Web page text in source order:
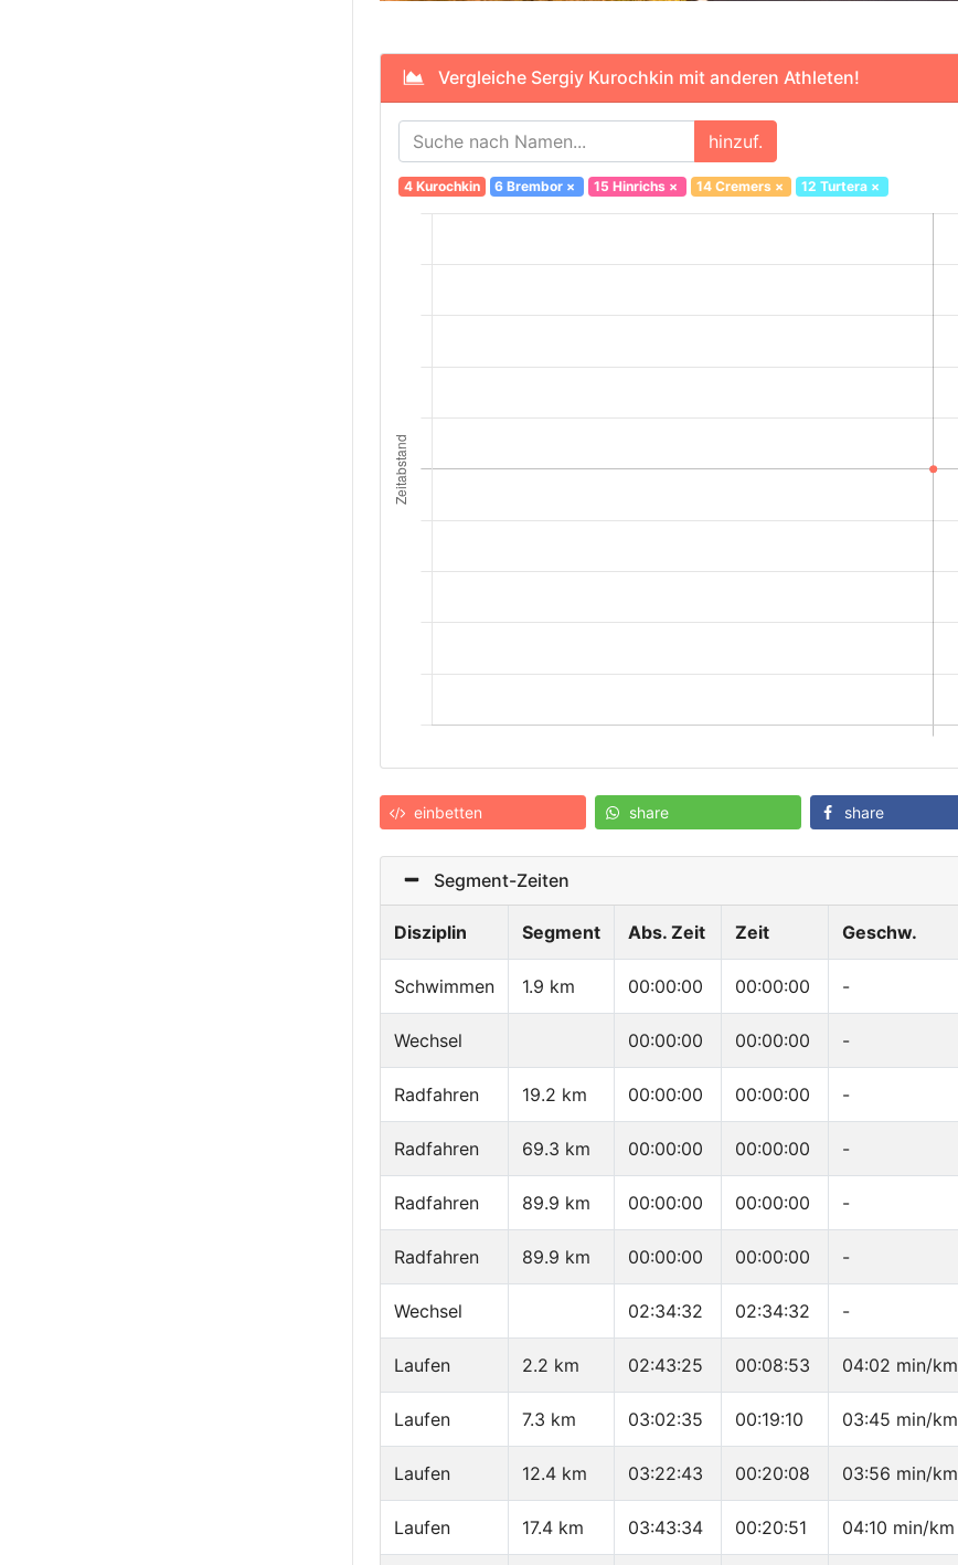
Vergleiche Sergiy Kurochkin mit anderen Athleten!
hinzuf.
4 Kurochkin 6 Brembor × 15 Hinrichs× 14 Cremers× 12 Turtera ×
einbetten share share
Segment-Zeiten
Disziplin Segment Abs. Zeit Zeit Geschw.
Schwimmen 1.9 km 00:00:00 00:00:00 -
Wechsel 00:00:00 00:00:00 -
Radfahren 19.2 km 00:00:00 00:00:00 -
Radfahren 69.3 km 00:00:00 00:00:00 -
Radfahren 89.9 km 00:00:00 00:00:00 -
Radfahren 89.9 km 00:00:00 00:00:00 -
Wechsel 02:34:32 02:34:32 -
Laufen 2.2 km 02:43:25 00:08:53 04:02 min/km
Laufen 7.3 km 03:02:35 00:19:10 03:45 min/km
Laufen 12.4 km 03:22:43 00:20:08 03:56 min/km
Laufen 17.4 km 03:43:34 00:20:51 04:10 min/km